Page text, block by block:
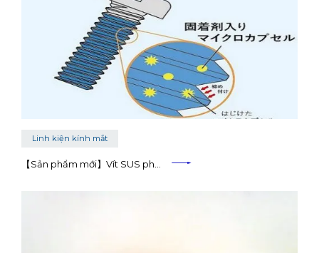
Linh kiện kính mắt
【Sản phẩm mới】Vít SUS ph…